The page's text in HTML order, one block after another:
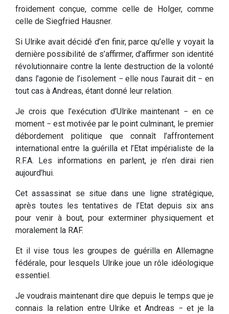
froidement conçue, comme celle de Holger, comme
celle de Siegfried Hausner.
Si Ulrike avait décidé d’en finir, parce qu’elle y voyait la
dernière possibilité de s’affirmer, d’affirmer son identité
révolutionnaire contre la lente destruction de la volonté
dans l’agonie de l’isolement − elle nous l’aurait dit − en
tout cas à Andreas, étant donné leur relation.
Je crois que l’exécution d’Ulrike maintenant − en ce
moment − est motivée par le point culminant, le premier
débordement politique que connaît l’affrontement
international entre la guérilla et l’Etat impérialiste de la
R.F.A. Les informations en parlent, je n’en dirai rien
aujourd’hui.
Cet assassinat se situe dans une ligne stratégique,
après toutes les tentatives de l’Etat depuis six ans
pour venir à bout, pour exterminer physiquement et
moralement la RAF.
Et il vise tous les groupes de guérilla en Allemagne
fédérale, pour lesquels Ulrike joue un rôle idéologique
essentiel.
Je voudrais maintenant dire que depuis le temps que je
connais la relation entre Ulrike et Andreas − et je la